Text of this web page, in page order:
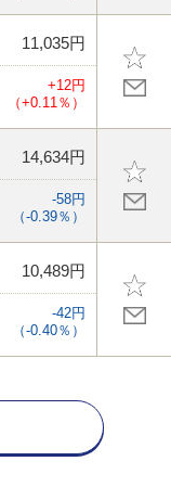
11,035円
+12円
（+0.11％）
14,634円
-58円
（-0.39％）
10,489円
-42円
（-0.40％）